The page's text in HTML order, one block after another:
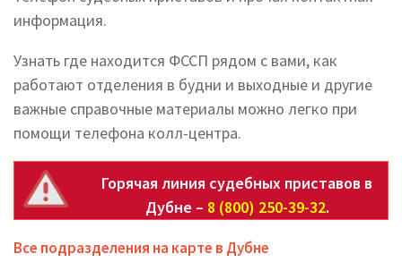
информация.
Узнать где находится ФССП рядом с вами, как
работают отделения в будни и выходные и другие
важные справочные материалы можно легко при
помощи телефона колл-центра.
Горячая линия судебных приставов в
Дубне – 8 (800) 250-39-32.
Все подразделения на карте в Дубне